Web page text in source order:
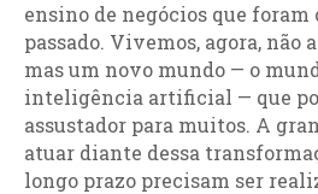
ensino de negócios que foram
passado. Vivemos, agora, não
mas um novo mundo — o
inteligência artificial — que
assustador para muitos. A
atuar diante dessa
longo prazo precisam ser